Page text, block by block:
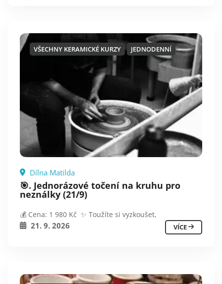
VŠECHNY KERAMICKÉ KURZY JEDNODENNÍ
Dílna Matilda
🎯. Jednorázové točení na kruhu pro
neználky (21/9)
💰 Cena: 1 980 Kč ✨ Toužíte si vyzkoušet,
21. 9. 2026 VÍCE